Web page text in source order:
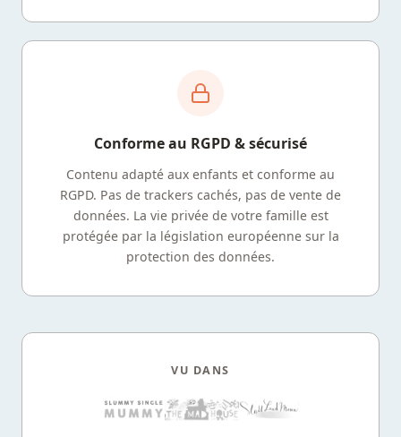
Conforme au RGPD & sécurisé
Contenu adapté aux enfants et conforme au
RGPD. Pas de trackers cachés, pas de vente de
données. La vie privée de votre famille est
protégée par la législation européenne sur la
protection des données.
VU DANS